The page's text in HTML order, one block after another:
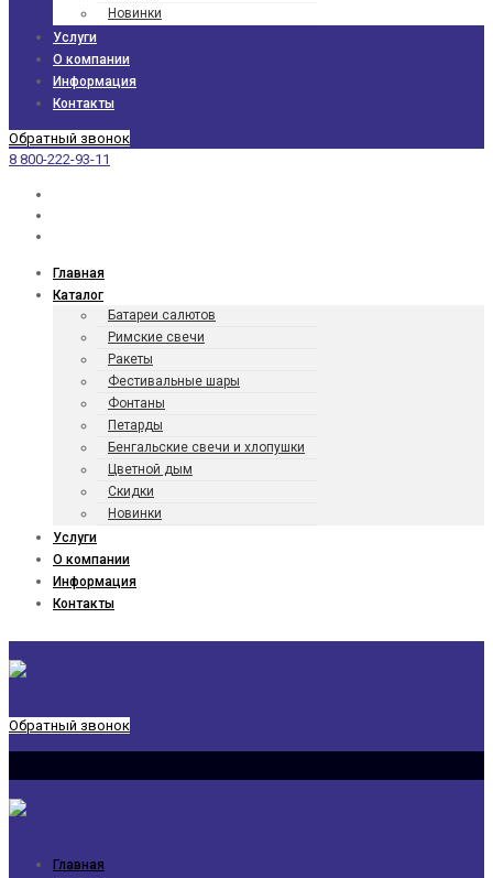
Новинки
Услуги
О компании
Информация
Контакты
Обратный звонок
8 800-222-93-11
Главная
Каталог
Батареи салютов
Римские свечи
Ракеты
Фести­валь­ные шары
Фонтаны
Петарды
Бенгаль­ские свечи и хлопушки
Цветной дым
Скидки
Новинки
Услуги
О компании
Информация
Контакты
Обратный звонок
Главная